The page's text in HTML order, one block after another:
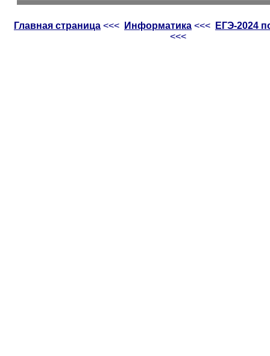
Главная страница <<< Информатика <<<
ЕГЭ-2024
<<<